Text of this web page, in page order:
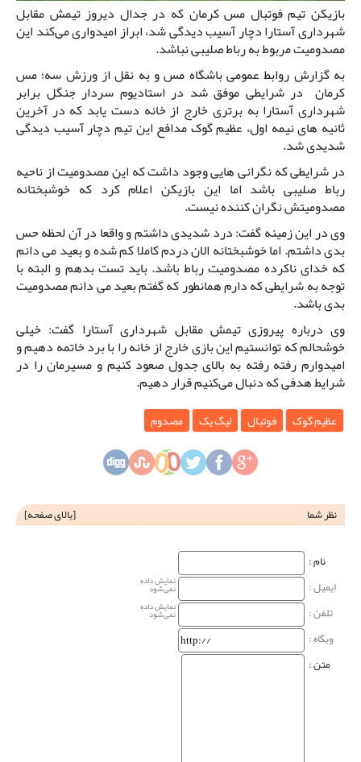
بازیکن تیم فوتبال مس کرمان که در جدال دیروز تیمش مقابل
شهرداری آستارا دچار آسیب دیدگی شد، ابراز امیدواری می‌کند این
مصدومیت مربوط به رباط صلیبی نباشد.
به گزارش روابط عمومی باشگاه مس و به نقل از ورزش سه؛ مس
کرمان در شرایطی موفق شد در استادیوم سردار جنگل برابر
شهرداری آستارا به برتری خارج از خانه دست یابد که در آخرین
ثانیه های نیمه اول، عظیم گوک مدافع این تیم دچار آسیب دیدگی
شدیدی شد.
در شرایطی که نگرانی هایی وجود داشت که این مصدومیت از ناحیه
رباط صلیبی باشد اما این بازیکن اعلام کرد که خوشبختانه
مصدومیتش نگران کننده نیست.
وی در این زمینه گفت: درد شدیدی داشتم و واقعا در آن لحظه حس
بدی داشتم. اما خوشبختانه الان دردم کاملا کم شده و بعید می دانم
که خدای ناکرده مصدومیت رباط باشد. باید تست بدهم و البته با
توجه به شرایطی که دارم همانطور که گفتم بعید می دانم مصدومیت
بدی باشد.
وی درباره پیروزی تیمش مقابل شهرداری آستارا گفت: خیلی
خوشحالم که توانستیم این بازی خارج از خانه را با برد خاتمه دهیم و
امیدوارم رفته رفته به بالای جدول صعود کنیم و مسیرمان را در
شرایط هدفی که دنبال می‌کنیم قرار دهیم.
عظیم گوک فوتبال لیگ یک مصدوم
نظر شما [بالای صفحه]
نام‌ :
ایمیل :
نمایش داده
نمی‌شود
تلفن : نمایش داده
نمی‌شود
وبگاه‌ :
متن :